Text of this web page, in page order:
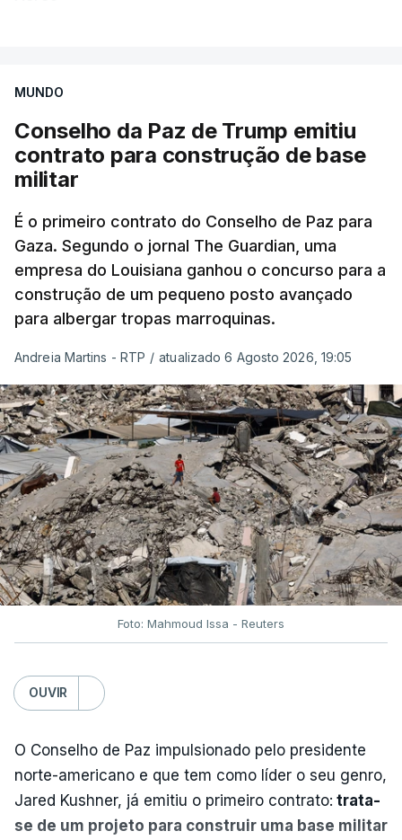
MUNDO
Conselho da Paz de Trump emitiu
contrato para construção de base
militar
É o primeiro contrato do Conselho de Paz para
Gaza. Segundo o jornal The Guardian, uma
empresa do Louisiana ganhou o concurso para a
construção de um pequeno posto avançado
para albergar tropas marroquinas.
Andreia Martins - RTP / atualizado 6 Agosto 2026, 19:05
Foto: Mahmoud Issa - Reuters
OUVIR
O Conselho de Paz impulsionado pelo presidente
norte-americano e que tem como líder o seu genro,
Jared Kushner, já emitiu o primeiro contrato: trata-
se de um projeto para construir uma base militar